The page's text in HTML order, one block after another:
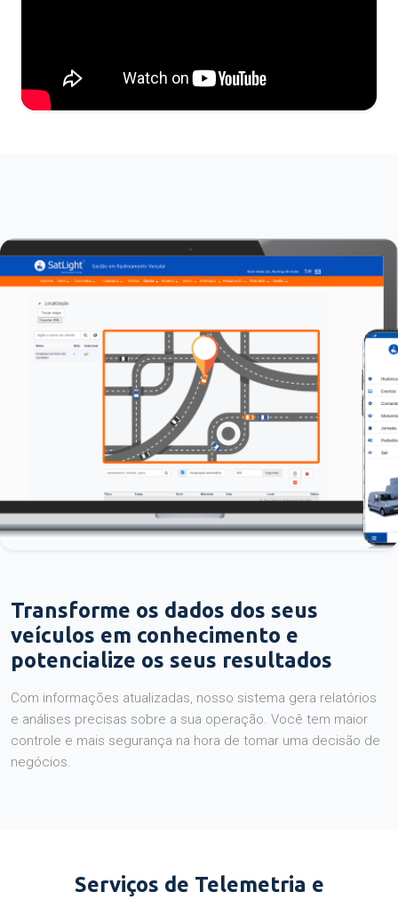
Transforme os dados dos seus
veículos em conhecimento e
potencialize os seus resultados
Com informações atualizadas, nosso sistema gera relatórios
e análises precisas sobre a sua operação. Você tem maior
controle e mais segurança na hora de tomar uma decisão de
negócios.
Serviços de Telemetria e